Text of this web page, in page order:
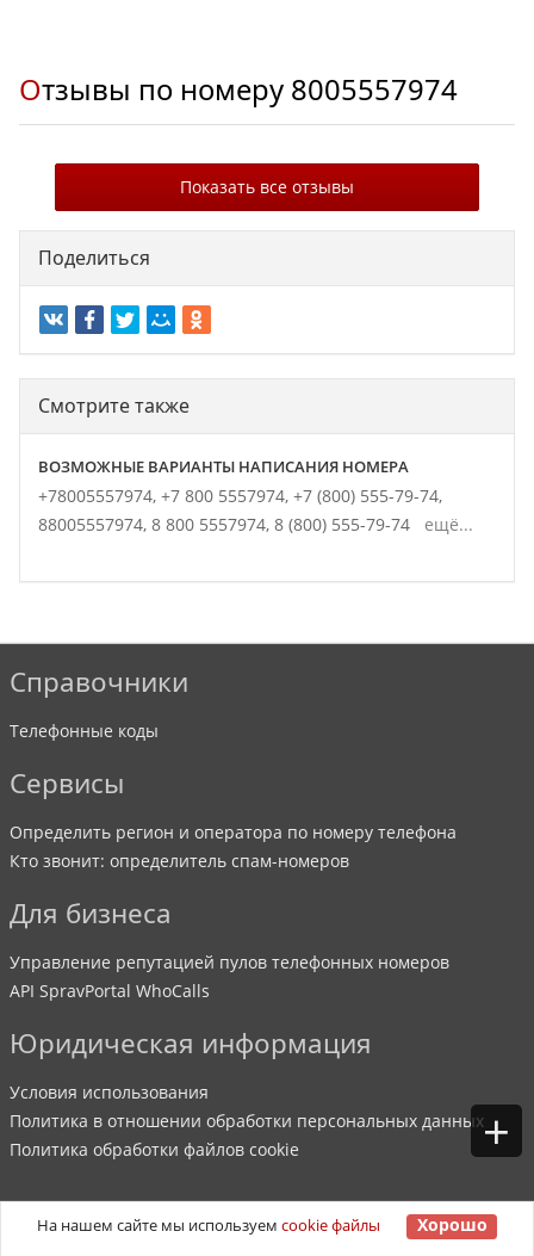
Отзывы по номеру 8005557974
Показать все отзывы
+
Поделиться
Смотрите также
ВОЗМОЖНЫЕ ВАРИАНТЫ НАПИСАНИЯ НОМЕРА
+78005557974, +7 800 5557974, +7 (800) 555-79-74,
88005557974, 8 800 5557974, 8 (800) 555-79-74 ещё...
Справочники
Телефонные коды
Сервисы
Определить регион и оператора по номеру телефона
Кто звонит: определитель спам-номеров
Для бизнеса
Управление репутацией пулов телефонных номеров
API SpravPortal WhoCalls
Юридическая информация
Условия использования
Политика в отношении обработки персональных данных
Политика обработки файлов cookie
©2007-2026 SpravPortal. Все права защищены.
На нашем сайте мы используемcookie файлы Хорошо